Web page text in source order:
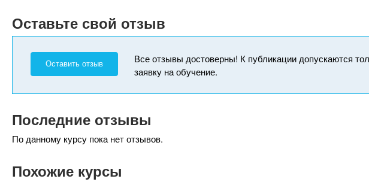
Оставьте свой отзыв
Оставить отзыв
Все отзывы достоверны! К публикации допускаются
заявку на обучение.
Последние отзывы
По данному курсу пока нет отзывов.
Похожие курсы